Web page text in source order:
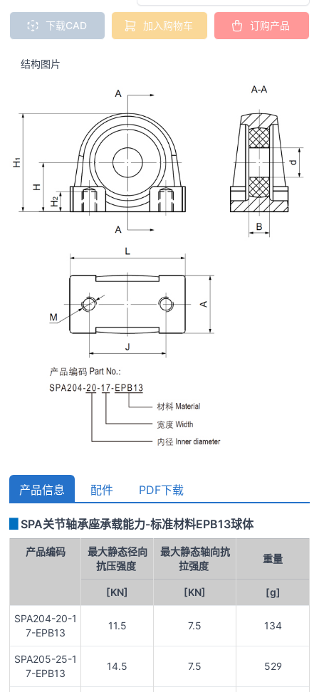
下载CAD 加入购物车 订购产品
结构图片
产品信息 配件 PDF下载
SPA关节轴承座承载能力-标准材料EPB13球体
产品编码
最大静态径向
抗压强度
最大静态轴向抗
拉强度
重量
[KN] [KN] [g]
SPA204-20-1
7-EPB13
11.5 7.5 134
SPA205-25-1
7-EPB13
14.5 7.5 529